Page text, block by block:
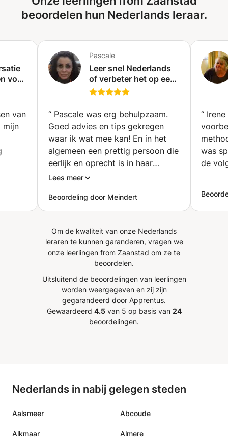
beoordelen hun Nederlands leraar.
voor
van
mijn
les
Pascale
Leer snel Nederlands
of verbeter het op een
speelse manier
(Amsterdam)
“ Pascale was erg behulpzaam.
Goed advies en tips gekregen
waar ik wat mee kan! En in het
algemeen een prettig persoon die
eerlijk en oprecht is in haar
communicatie. Zou haar zeker
Lees meer
Beoordeling door Meindert
“
was
de
Om de kwaliteit van onze Nederlands
leraren te kunnen garanderen, vragen we
onze leerlingen from Zaanstad om ze te
beoordelen.
Uitsluitend de beoordelingen van leerlingen
worden weergegeven en zij zijn
gegarandeerd door Apprentus.
Gewaardeerd 4.5van 5 op basis van 24
beoordelingen.
Nederlands in nabij gelegen steden
Aalsmeer Abcoude
Alkmaar Almere